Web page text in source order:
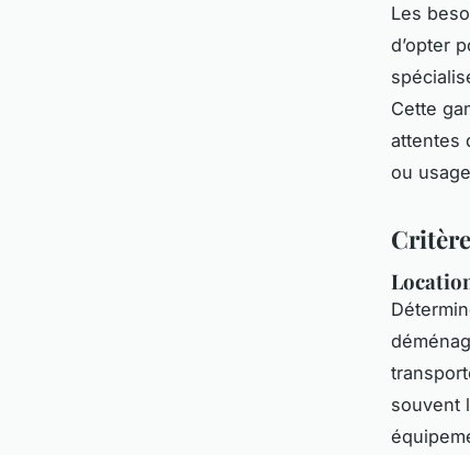
Les
d’opter
Cette
attentes
ou
souvent